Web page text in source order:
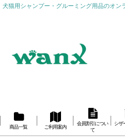
犬猫用シャンプー・グルーミング用品のオン
商品一覧 ご利用案内
会員割引につい
て
シザ